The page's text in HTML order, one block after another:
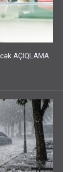
AÇIQLAMA